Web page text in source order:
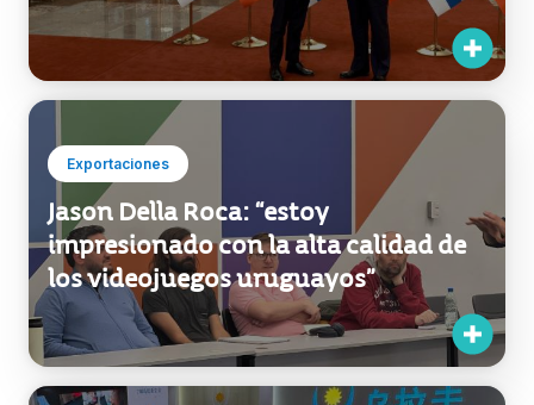
Exportaciones
Jason Della Roca: “estoy
impresionado con la alta calidad de
los videojuegos uruguayos”